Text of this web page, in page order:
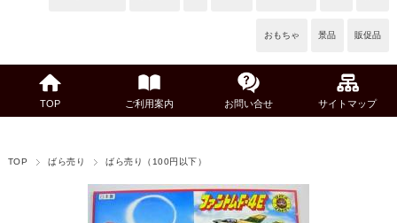
おもちゃ 景品 販促品
TOP ご利用案内 お問い合せ サイトマップ
TOP ばら売り ばら売り（100円以下）